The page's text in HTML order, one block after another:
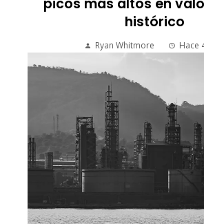
picos más altos en
histórico
Ryan Whitmore Hace